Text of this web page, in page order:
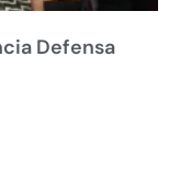
Defensa